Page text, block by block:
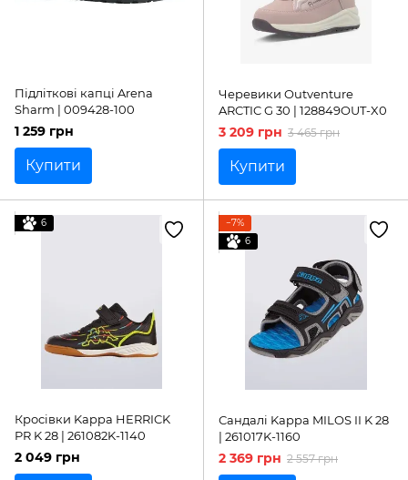
Підліткові капці Arena
Sharm | 009428-100
1 259 грн
Купити
Черевики Outventure
ARCTIC G 30 | 128849OUT-X0
3 209 грн 3 465 грн
Купити
6
Кросівки Kappa HERRICK
PR K 28 | 261082K-1140
2 049 грн
−7%
6
Сандалі Kappa MILOS II K 28
| 261017K-1160
2 369 грн 2 557 грн